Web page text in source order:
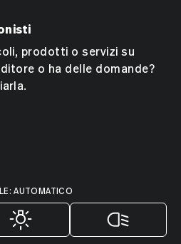
prodotti o servizi su
o ha delle domande?
AUTOMATICO